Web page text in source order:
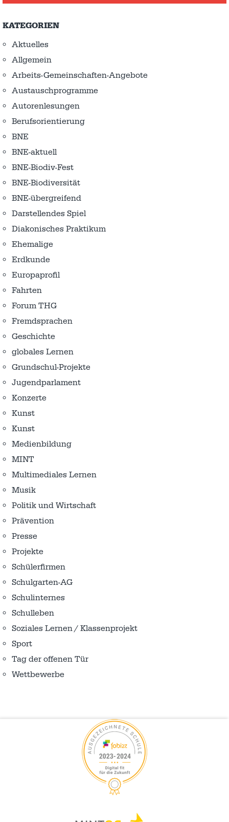
KATEGORIEN
Aktuelles
Allgemein
Arbeits-Gemeinschaften-Angebote
Austausch­programme
Autorenlesungen
Berufsorientierung
BNE
BNE-aktuell
BNE-Biodiv-Fest
BNE-Biodiversität
BNE-übergreifend
Darstellendes Spiel
Diakonisches Praktikum
Ehemalige
Erdkunde
Europaprofil
Fahrten
Forum THG
Fremdsprachen
Geschichte
globales Lernen
Grundschul-Projekte
Jugendparlament
Konzerte
Kunst
Kunst
Medienbildung
MINT
Multimediales Lernen
Musik
Politik und Wirtschaft
Prävention
Presse
Projekte
Schülerfirmen
Schulgarten-AG
Schulinternes
Schulleben
Soziales Lernen / Klassenprojekt
Sport
Tag der offenen Tür
Wettbewerbe